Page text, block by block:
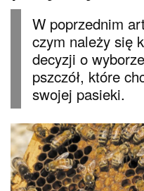
W poprzednim
czym należy się
decyzji o
pszczół, które
swojej pasieki.